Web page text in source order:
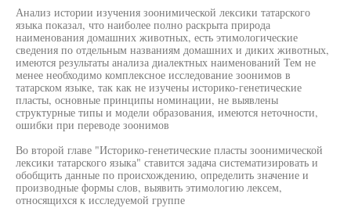
Анализ истории изучения зоонимической лексики татарского
языка показал, что наиболее полно раскрыта природа
наименования домашних животных, есть этимологические
сведения по отдельным названиям домашних и диких животных,
имеются результаты анализа диалектных наименований Тем не
менее необходимо комплексное исследование зоонимов в
татарском языке, так как не изучены историко-генетические
пласты, основные принципы номинации, не выявлены
структурные типы и модели образования, имеются неточности,
ошибки при переводе зоонимов
Во второй главе "Историко-генетические пласты зоонимической
лексики татарского языка" ставится задача систематизировать и
обобщить данные по происхождению, определить значение и
производные формы слов, выявить этимологию лексем,
относящихся к исследуемой группе